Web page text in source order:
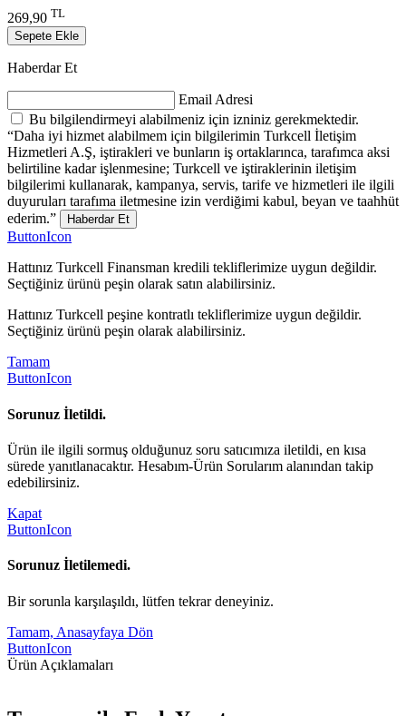
269,90 TL
Sepete Ekle
Haberdar Et
Email Adresi
Bu bilgilendirmeyi alabilmeniz için izniniz gerekmektedir.
“Daha iyi hizmet alabilmem için bilgilerimin Turkcell İletişim
Hizmetleri A.Ş, iştirakleri ve bunların iş ortaklarınca, tarafımca aksi
belirtiline kadar işlenmesine; Turkcell ve iştiraklerinin iletişim
bilgilerimi kullanarak, kampanya, servis, tarife ve hizmetleri ile ilgili
duyuruları tarafıma iletmesine izin verdiğimi kabul, beyan ve taahhüt
ederim.”
Haberdar Et
ButtonIcon
Hattınız Turkcell Finansman kredili tekliflerimize uygun değildir.
Seçtiğiniz ürünü peşin olarak satın alabilirsiniz.
Hattınız Turkcell peşine kontratlı tekliflerimize uygun değildir.
Seçtiğiniz ürünü peşin olarak alabilirsiniz.
Tamam
ButtonIcon
Sorunuz İletildi.
Ürün ile ilgili sormuş olduğunuz soru satıcımıza iletildi, en kısa
sürede yanıtlanacaktır. Hesabım-Ürün Sorularım alanından takip
edebilirsiniz.
Kapat
ButtonIcon
Sorunuz İletilemedi.
Bir sorunla karşılaşıldı, lütfen tekrar deneyiniz.
Tamam, Anasayfaya Dön
ButtonIcon
Ürün Açıklamaları